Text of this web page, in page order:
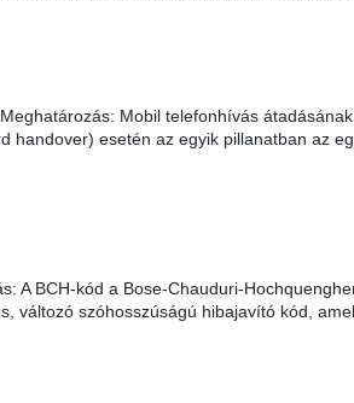
Mobil telefonhívás
handover) esetén az egyik pillanatban az
A BCH-kód a Bose-Chauduri-
változó szóhosszúságú hibajavító kód,